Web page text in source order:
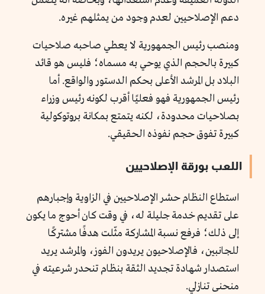
دعم الإصلاحيين لعدم وجود من يمثلهم غيره.
ومنصب رئيس الجمهورية لا يعطي صاحبه صلاحيات
كبيرة بالحجم الذي يوحي به مسماه؛ فليس هو قائد
البلاد بل المرشد الأعلى بحكم الدستور والواقع. أما
رئيس الجمهورية فهو فعليًا أقرب لكونه رئيس وزراء
بصلاحيات محدودة، لكنه يتمتع بمكانة بروتوكولية
كبيرة تفوق حجم نفوذه الحقيقي.
اللعب بورقة الإصلاحيين
استطاع النظام حشر الإصلاحيين في الزاوية وإجبارهم
على تقديم خدمة جليلة له، في وقت كان أحوج ما يكون
إلى ذلك؛ فرفع نسبة المشاركة مثّلت هدفًا مشتركًا
للجانبين، فالإصلاحيون يريدون الفوز، والمرشد يريد
استصدار شهادة تجديد الثقة بنظام تنحدر شرعيته في
منحنى تنازلي.